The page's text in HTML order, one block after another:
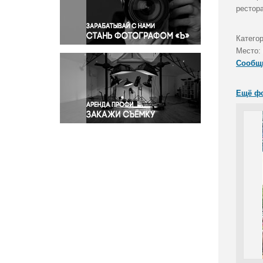
Правосудие
Происшествия и конфликты
Религия
Светская жизнь
Спорт
Экология
Экономика и бизнес
Место:
Ещё